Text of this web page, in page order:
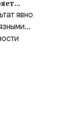
явно